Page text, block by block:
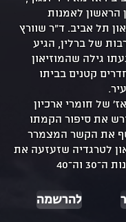
הראשון לאמנות
תל אביב. ד"ר שוורץ
של ברלין, הגיע
גילה שהמוזיאון
קטנים בביתו
של חומרי ארכיון
את סיפור הקמתו
את הקשר המצמרר
לטרגדיה שזעזעה את
וה־40
להרשמה